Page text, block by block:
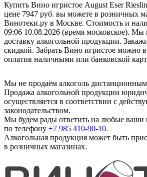
Купить Вино игристое August Eser
цене 7947 руб. вы можете в розничных
Винотеки.ру в Москве. Стоимость и
09:06 10.08.2026 (время московское). Мы
доставку алкогольной продукции.
скидкой. Забрать Вино игристое можно
оплатив наличными или банковской
Мы не продаём алкоголь
Продажа алкогольной продукции
осуществляется в соответствии с
законодательством.
Мы будем рады ответить на любые ваши
по телефону +7 985 410-90-10.
Алкогольная продукция может быть
в розничных магазинах.